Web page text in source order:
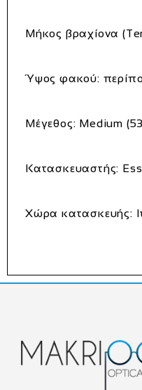
Μήκος βραχίονα
Ύψος φακού:
Μέγεθος: Medium
Κατασκευαστής:
Χώρα κατασκευής: